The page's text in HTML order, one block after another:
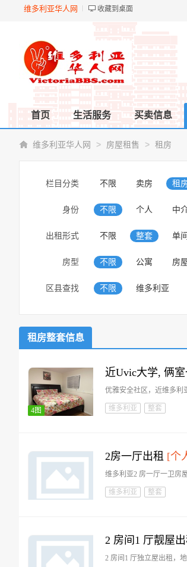
维多利亚华人网 收藏到桌面
首页 生活服务 买卖信息
维多利亚华人网 > 房屋租售 > 租房
栏目分类 不限 卖房 租
身份 不限 个人 中
出租形式 不限 整套 单间
房型 不限 公寓 房
区县查找 不限 维多利亚
租房整套信息
4图
近Uvic大学, 俩室
优雅安全社区，近维多利
维多利亚 整套
2房一厅出租 [个
维多利亚2 房一厅一卫房
维多利亚 整套
2 房间1 厅靓屋
2 房间1 厅独立屋出租，